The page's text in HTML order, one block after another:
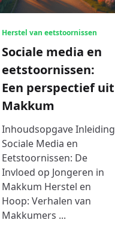
Herstel van eetstoornissen
Sociale media en
eetstoornissen:
Een perspectief uit
Makkum
Inhoudsopgave Inleiding
Sociale Media en
Eetstoornissen: De
Invloed op Jongeren in
Makkum Herstel en
Hoop: Verhalen van
Makkumers ...